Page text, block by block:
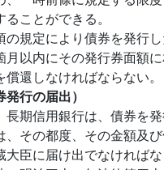
ることができる。
の規定により債券を発行
月以内にその発行券面額
償還しなければならない。
発行の届出）
長期信用銀行は、債券を
、その都度、その金額及
大臣に届け出でなければな